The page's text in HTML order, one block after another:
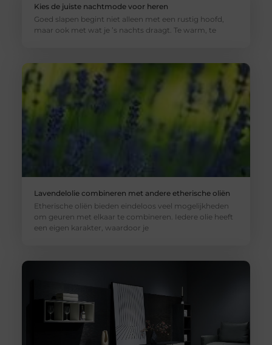
Kies de juiste nachtmode voor heren
Goed slapen begint niet alleen met een rustig hoofd,
maar ook met wat je ’s nachts draagt. Te warm, te
Lavendelolie combineren met andere etherische oliën
Etherische oliën bieden eindeloos veel mogelijkheden
om geuren met elkaar te combineren. Iedere olie heeft
een eigen karakter, waardoor je